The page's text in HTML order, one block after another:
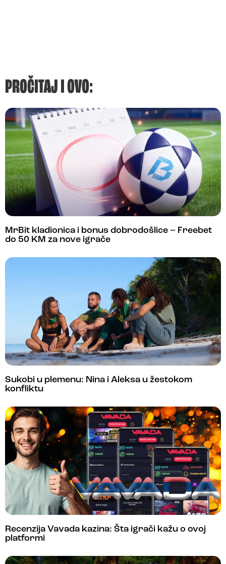
PROČITAJ I OVO:
MrBit kladionica i bonus dobrodošlice – Freebet
do 50 KM za nove igrače
Sukobi u plemenu: Nina i Aleksa u žestokom
konfliktu
Recenzija Vavada kazina: Šta igrači kažu o ovoj
platformi